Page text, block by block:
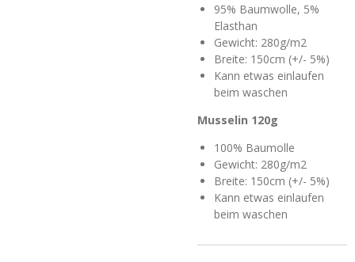
95% Baumwolle, 5%
Elasthan
Gewicht: 280g/m2
Breite: 150cm (+/- 5%)
Kann etwas einlaufen
beim waschen
Musselin 120g
100% Baumolle
Gewicht: 280g/m2
Breite: 150cm (+/- 5%)
Kann etwas einlaufen
beim waschen